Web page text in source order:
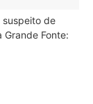
suspeito de
Grande Fonte: